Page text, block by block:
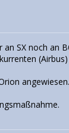
SX noch
angewiesen.